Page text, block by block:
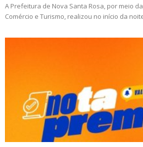
A Prefeitura de Nova Santa Rosa, por meio
Comércio e Turismo, realizou no início da